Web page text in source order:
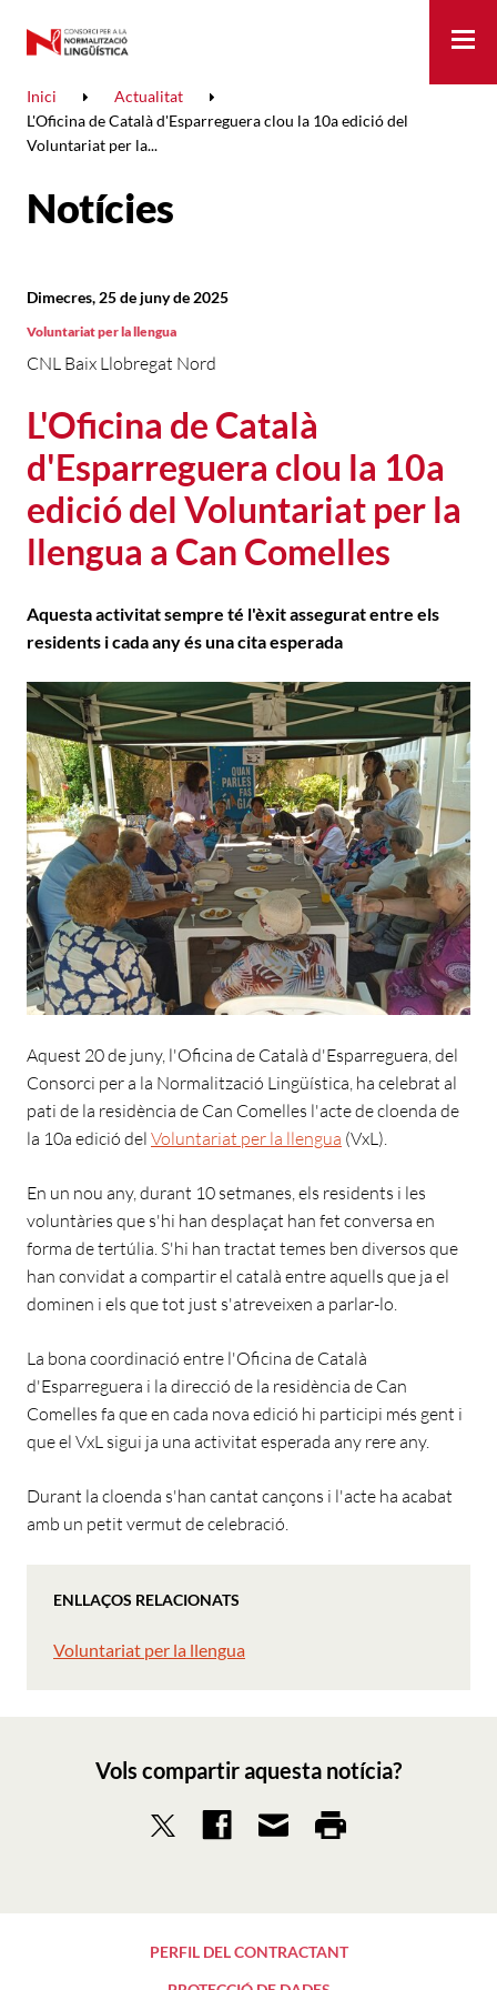
Inici
Actualitat
L'Oficina de Català d'Esparreguera clou la 10a edició del
Voluntariat per la...
Notícies
L'Oficina de Català
d'Esparreguera clou la 10a
edició del Voluntariat per la
llengua a Can Comelles
CNL Baix Llobregat Nord
Dimecres, 25 de juny de 2025
Voluntariat per la llengua
Aquesta activitat sempre té l'èxit assegurat entre els
residents i cada any és una cita esperada
Aquest 20 de juny, l'Oficina de Català d'Esparreguera, del
Consorci per a la Normalització Lingüística, ha celebrat al
pati de la residència de Can Comelles l'acte de cloenda de
la 10a edició del Voluntariat per la llengua (VxL).
En un nou any, durant 10 setmanes, els residents i les
voluntàries que s'hi han desplaçat han fet conversa en
forma de tertúlia. S'hi han tractat temes ben diversos que
han convidat a compartir el català entre aquells que ja el
dominen i els que tot just s'atreveixen a parlar-lo.
La bona coordinació entre l'Oficina de Català
d'Esparreguera i la direcció de la residència de Can
Comelles fa que en cada nova edició hi participi més gent i
que el VxL sigui ja una activitat esperada any rere any.
Durant la cloenda s'han cantat cançons i l'acte ha acabat
amb un petit vermut de celebració.
ENLLAÇOS RELACIONATS
Voluntariat per la llengua
Vols compartir aquesta notícia?
PERFIL DEL CONTRACTANT